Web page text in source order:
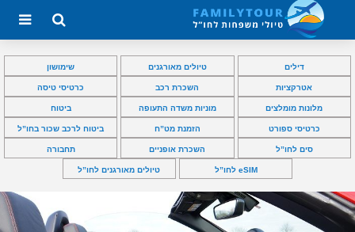
דילים טיולים מאורגנים שימושון
אטרקציות השכרת רכב כרטיסי טיסה
מלונות מומלצים מוניות משדה התעופה ביטוח
כרטיסי ספורט הזמנת מט”ח ביטוח לרכב שכור בחו”ל
סים לחו”ל השכרת אופניים תחבורה
eSIM לחו”ל טיולים מאורגנים לחו”ל